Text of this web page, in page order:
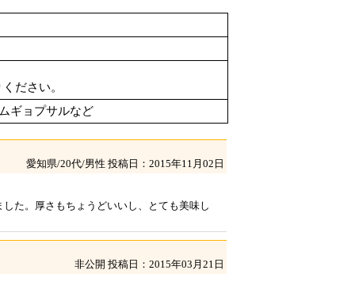
ださい。
ギョプサルなど
愛知県/20代/男性 投稿日：2015年11月02日
た。厚さもちょうどいいし、とても美味し
非公開 投稿日：2015年03月21日